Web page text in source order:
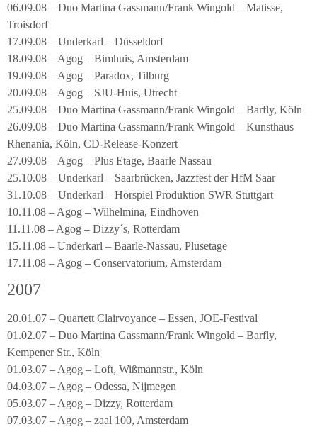
06.09.08 – Duo Martina Gassmann/Frank Wingold – Matisse,
Troisdorf
17.09.08 – Underkarl – Düsseldorf
18.09.08 – Agog – Bimhuis, Amsterdam
19.09.08 – Agog – Paradox, Tilburg
20.09.08 – Agog – SJU-Huis, Utrecht
25.09.08 – Duo Martina Gassmann/Frank Wingold – Barfly, Köln
26.09.08 – Duo Martina Gassmann/Frank Wingold – Kunsthaus
Rhenania, Köln, CD-Release-Konzert
27.09.08 – Agog – Plus Etage, Baarle Nassau
25.10.08 – Underkarl – Saarbrücken, Jazzfest der HfM Saar
31.10.08 – Underkarl – Hörspiel Produktion SWR Stuttgart
10.11.08 – Agog – Wilhelmina, Eindhoven
11.11.08 – Agog – Dizzy´s, Rotterdam
15.11.08 – Underkarl – Baarle-Nassau, Plusetage
17.11.08 – Agog – Conservatorium, Amsterdam
2007
20.01.07 – Quartett Clairvoyance – Essen, JOE-Festival
01.02.07 – Duo Martina Gassmann/Frank Wingold – Barfly,
Kempener Str., Köln
01.03.07 – Agog – Loft, Wißmannstr., Köln
04.03.07 – Agog – Odessa, Nijmegen
05.03.07 – Agog – Dizzy, Rotterdam
07.03.07 – Agog – zaal 100, Amsterdam